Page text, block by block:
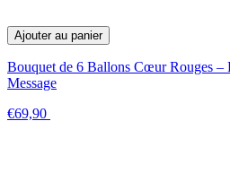
Ajouter au panier
Bouquet de 6 Ballons Cœur Rouges –
Message
€69,90